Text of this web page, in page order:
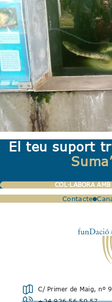
El teu suport
COL·LABORA
Contacte
C/ Primer de Maig, nº